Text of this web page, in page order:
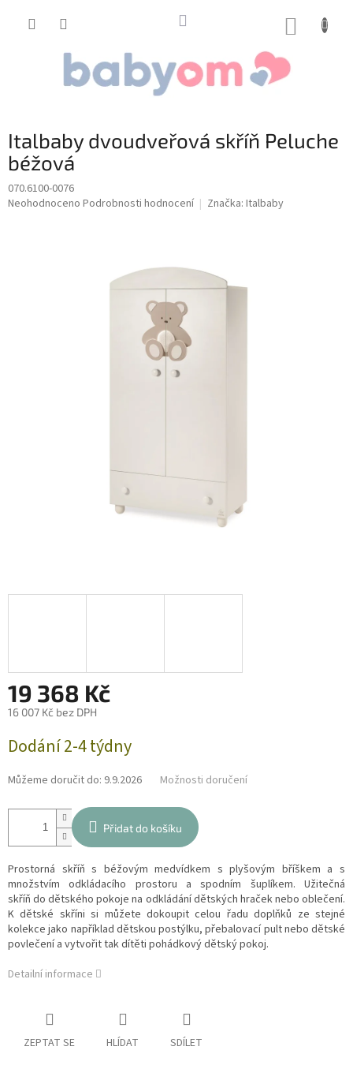
Italbaby dvoudveřová skříň Peluche
béžová
070.6100-0076
Průměrné
Neohodnoceno Podrobnosti hodnocení Značka: Italbaby
19 368 Kč
16 007 Kč bez DPH
cena:
Dodání 2-4 týdny
Můžeme doručit do: 9.9.2026 Možnosti doručení
Přidat do košíku
Prostorná skříň s béžovým medvídkem s plyšovým bříškem a s
množstvím odkládacího prostoru a spodním šuplíkem. Užitečná
skříň do dětského pokoje na odkládání dětských hraček nebo oblečení.
K dětské skříni si můžete dokoupit celou řadu doplňků ze stejné
kolekce jako například dětskou postýlku, přebalovací pult nebo dětské
povlečení a vytvořit tak dítěti pohádkový dětský pokoj.
Detailní informace
ZEPTAT SE HLÍDAT SDÍLET